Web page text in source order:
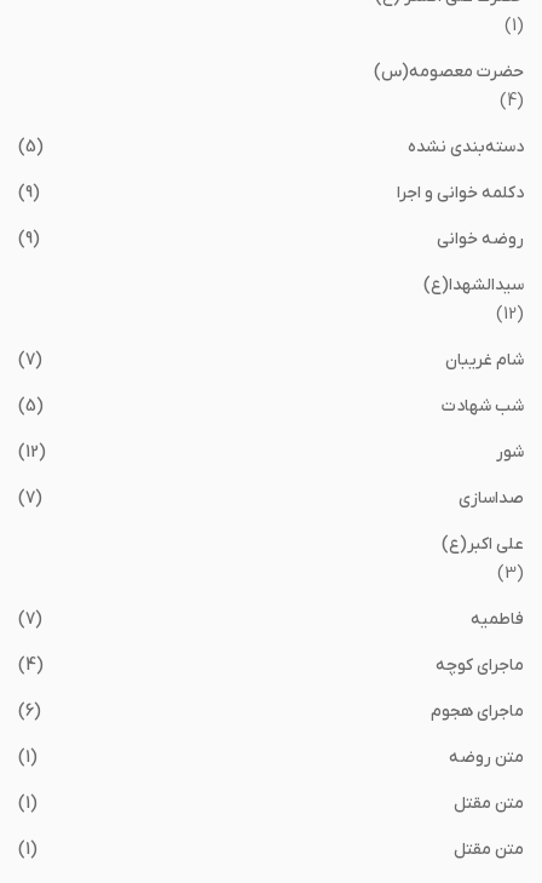
(1)
حضرت معصومه(س)
(4)
دسته‌بندی نشده
(5)
دکلمه خوانی و اجرا
(9)
روضه خوانی
(9)
سیدالشهدا(ع)
(12)
شام غریبان
(7)
شب شهادت
(5)
شور
(12)
صداسازی
(7)
علی اکبر(ع)
(3)
فاطمیه
(7)
ماجرای کوچه
(4)
ماجرای هجوم
(6)
متن روضه
(1)
متن مقتل
(1)
متن مقتل
(1)